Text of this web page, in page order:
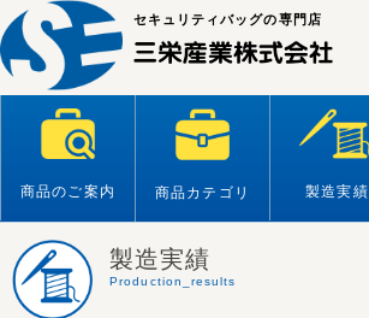
Skip
to
content
セキュリティバッグの専門店
商品のご案内 商品カテゴリ 製造実績
製造実績
Production_results